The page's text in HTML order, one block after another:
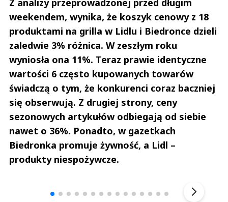
weekendem, wynika, że koszyk cenowy z 18
produktami na grilla w Lidlu i Biedronce dzieli
zaledwie 3% różnica. W zeszłym roku
wyniosła ona 11%. Teraz prawie identyczne
wartości 6 często kupowanych towarów
świadczą o tym, że konkurenci coraz baczniej
się obserwują. Z drugiej strony, ceny
sezonowych artykułów odbiegają od siebie
nawet o 36%. Ponadto, w gazetkach
Biedronka promuje żywność, a Lidl –
produkty niespożywcze.